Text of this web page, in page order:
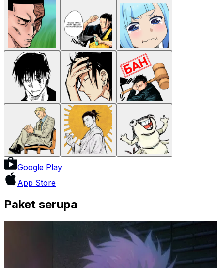
Google Play
App Store
Paket serupa